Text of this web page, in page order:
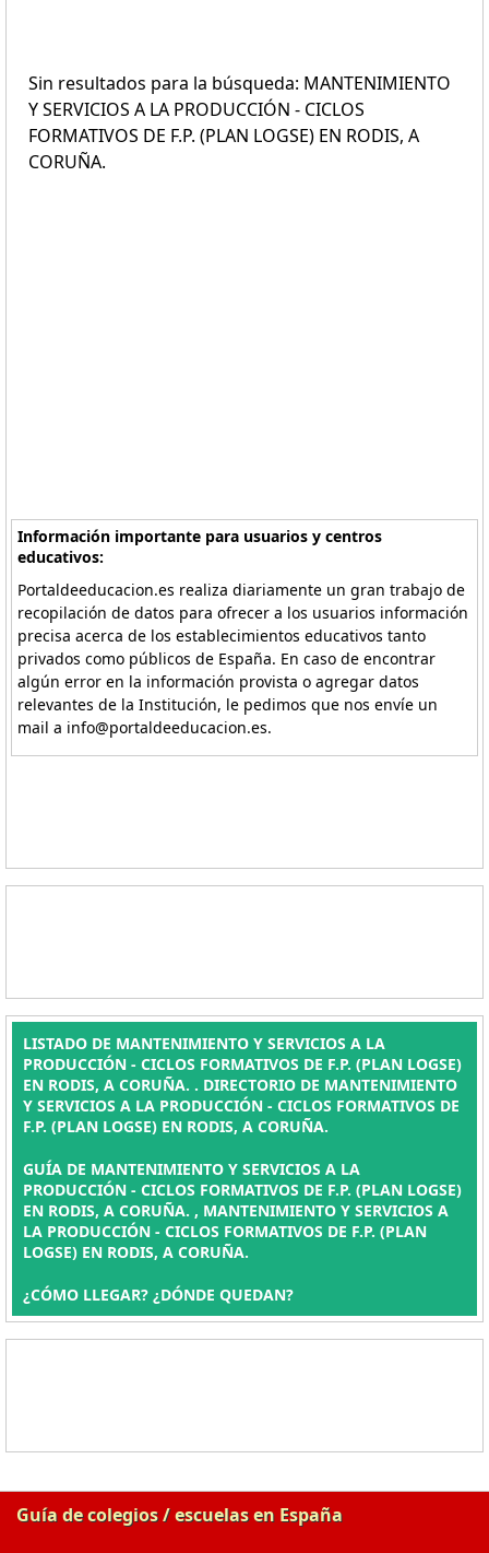
Sin resultados para la búsqueda: MANTENIMIENTO
Y SERVICIOS A LA PRODUCCIÓN - CICLOS
FORMATIVOS DE F.P. (PLAN LOGSE) EN RODIS, A
CORUÑA.
Información importante para usuarios y centros
educativos:
Portaldeeducacion.es realiza diariamente un gran trabajo de
recopilación de datos para ofrecer a los usuarios información
precisa acerca de los establecimientos educativos tanto
privados como públicos de España. En caso de encontrar
algún error en la información provista o agregar datos
relevantes de la Institución, le pedimos que nos envíe un
mail a info@portaldeeducacion.es.
LISTADO DE MANTENIMIENTO Y SERVICIOS A LA
PRODUCCIÓN - CICLOS FORMATIVOS DE F.P. (PLAN LOGSE)
EN RODIS, A CORUÑA. . DIRECTORIO DE MANTENIMIENTO
Y SERVICIOS A LA PRODUCCIÓN - CICLOS FORMATIVOS DE
F.P. (PLAN LOGSE) EN RODIS, A CORUÑA.
GUÍA DE MANTENIMIENTO Y SERVICIOS A LA
PRODUCCIÓN - CICLOS FORMATIVOS DE F.P. (PLAN LOGSE)
EN RODIS, A CORUÑA. , MANTENIMIENTO Y SERVICIOS A
LA PRODUCCIÓN - CICLOS FORMATIVOS DE F.P. (PLAN
LOGSE) EN RODIS, A CORUÑA.
¿CÓMO LLEGAR? ¿DÓNDE QUEDAN?
Guía de colegios / escuelas en España